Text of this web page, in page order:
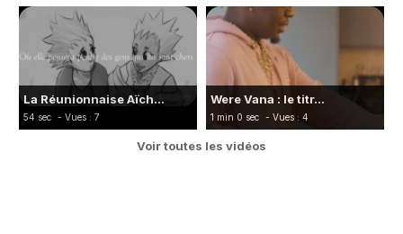
La Réunionnaise Aïch...
54 sec - Vues : 7
Were Vana : le titr...
1 min 0 sec - Vues : 4
Voir toutes les vidéos